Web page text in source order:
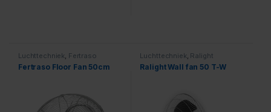
Luchttechniek, Fertraso
Fertraso Floor Fan 50cm
Luchttechniek, Ralight
Ralight Wall fan 50 T-W